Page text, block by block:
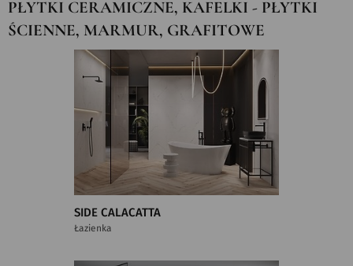
PŁYTKI CERAMICZNE, KAFELKI - PŁYTKI
ŚCIENNE, MARMUR, GRAFITOWE
SIDE CALACATTA
Łazienka